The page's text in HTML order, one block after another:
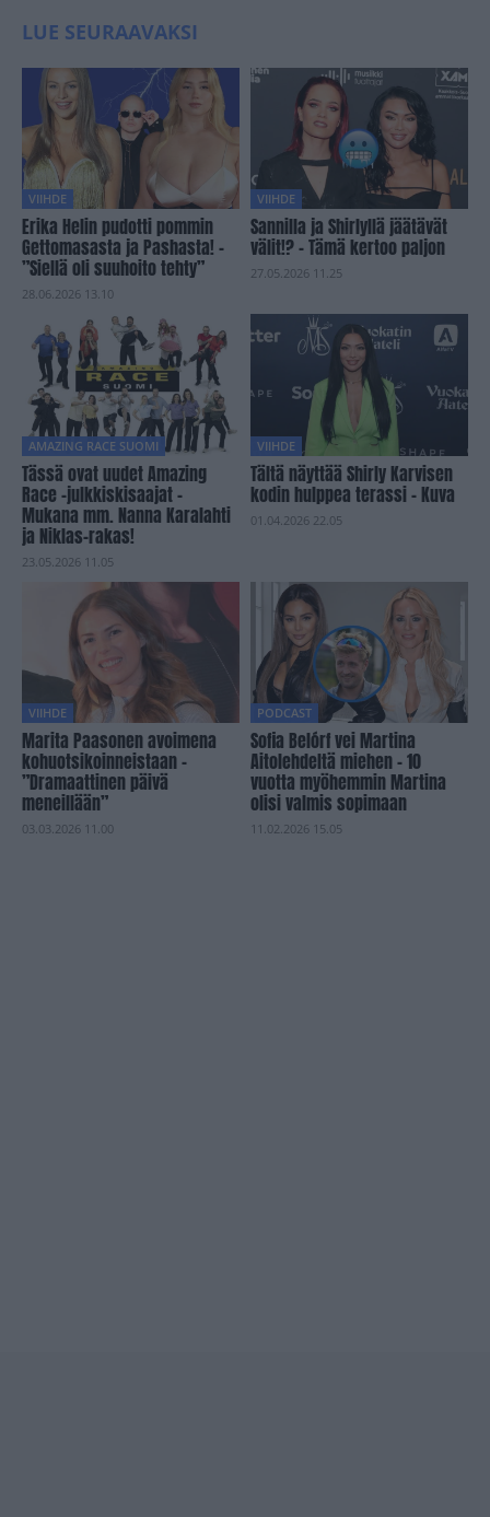
LUE SEURAAVAKSI
VIIHDE
Erika Helin pudotti pommin
Gettomasasta ja Pashasta! –
”Siellä oli suuhoito tehty”
28.06.2026 13.10
VIIHDE
Sannilla ja Shirlyllä jäätävät
välit!? – Tämä kertoo paljon
27.05.2026 11.25
AMAZING RACE SUOMI
Tässä ovat uudet Amazing
Race -julkkiskisaajat –
Mukana mm. Nanna Karalahti
ja Niklas-rakas!
23.05.2026 11.05
VIIHDE
Tältä näyttää Shirly Karvisen
kodin hulppea terassi – Kuva
01.04.2026 22.05
VIIHDE
Marita Paasonen avoimena
kohuotsikoinneistaan –
”Dramaattinen päivä
meneillään”
03.03.2026 11.00
PODCAST
Sofia Belórf vei Martina
Aitolehdeltä miehen – 10
vuotta myöhemmin Martina
olisi valmis sopimaan
11.02.2026 15.05